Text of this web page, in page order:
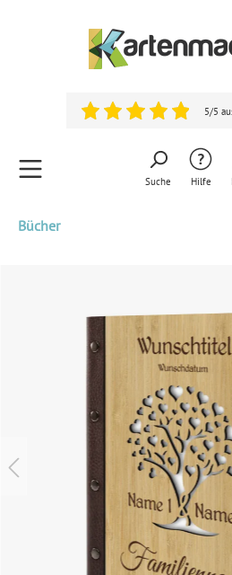
5/5
Suche Hilfe
Bücher